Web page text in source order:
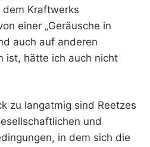
Kraftwerks
einer „Geräusche in
auch auf anderen
ist, hätte ich auch nicht
zu langatmig sind Reetzes
und
in dem sich die